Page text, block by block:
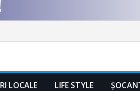
LOCALE LIFE STYLE